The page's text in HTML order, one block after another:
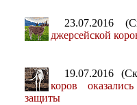
23.07.2016
джерсейской
19.07.2016
коров
защиты